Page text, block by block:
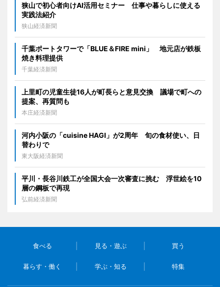
狭山で初心者向けAI活用セミナー 仕事や暮らしに使える
実践法紹介
狭山経済新聞
千葉ポートタワーで「BLUE＆FIRE mini」 地元店が鉄板
焼き料理提供
千葉経済新聞
上里町の児童生徒16人が町長らと意見交換 議場で町への
提案、再質問も
本庄経済新聞
河内小阪の「cuisine HAGI」が2周年 旬の食材使い、日
替わりで
東大阪経済新聞
平川・長谷川鉄工が全国大会一次審査に挑む 浮世絵を10
層の鋼板で再現
弘前経済新聞
食べる 見る・遊ぶ 買う
暮らす・働く 学ぶ・知る 特集